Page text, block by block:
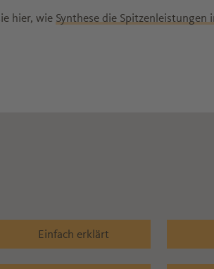
hier, wie Synthese die
Einfach erklärt